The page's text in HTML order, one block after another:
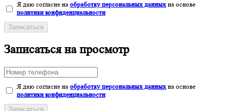
Я даю согласие на обработку персональных данных на основе
политики конфиденциальности
Записаться
Записаться на просмотр
Я даю согласие на обработку персональных данных на основе
политики конфиденциальности
Записаться